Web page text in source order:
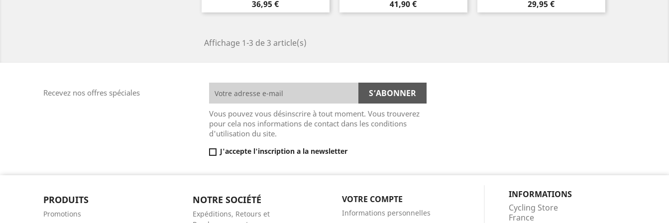
Prix
36,95 € Prix
41,90 € Prix
29,95 €
Affichage 1-3 de 3 article(s)
Recevez nos offres spéciales
Vous pouvez vous désinscrire à tout moment. Vous trouverez
pour cela nos informations de contact dans les conditions
d'utilisation du site.
J'accepte l'inscription a la newsletter
PRODUITS
Promotions
NOTRE SOCIÉTÉ
Expéditions, Retours et
VOTRE COMPTE
Informations personnelles
INFORMATIONS
Cycling Store
France